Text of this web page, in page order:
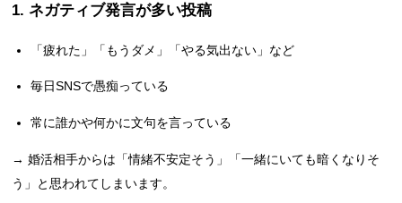
1. ネガティブ発言が多い投稿
「疲れた」「もうダメ」「やる気出ない」など
毎日SNSで愚痴っている
常に誰かや何かに文句を言っている
→ 婚活相手からは「情緒不安定そう」「一緒にいても暗くなりそ
う」と思われてしまいます。